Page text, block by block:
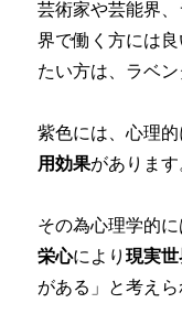
芸術家や芸能界
界で働く方には
たい方は、ラベ
紫色には、心理的
用効果があります
その為心理学的
栄心により現実
がある」と考えら